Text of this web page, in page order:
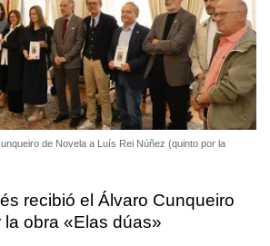
de Novela a Luís Rei Núñez (quinto por la
recibió el Álvaro Cunqueiro
obra «Elas dúas»